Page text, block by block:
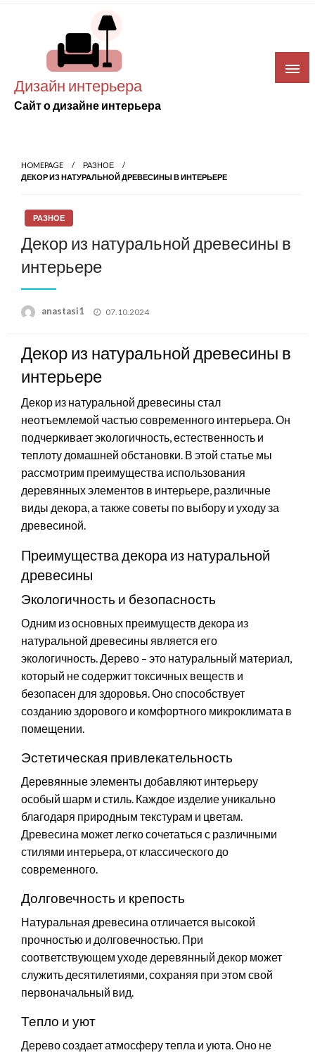
Skip
Дизайн интерьера
Сайт о дизайне интерьера
HOMEPAGE
РАЗНОЕ
ДЕКОР ИЗ НАТУРАЛЬНОЙ ДРЕВЕСИНЫ В ИНТЕРЬЕРЕ
РАЗНОЕ
Декор из натуральной древесины в
интерьере
anastasi1
Posted
07.10.2024
Декор из натуральной древесины в
интерьере
Декор из натуральной древесины стал
неотъемлемой частью современного интерьера. Он
подчеркивает экологичность, естественность и
теплоту домашней обстановки. В этой статье мы
рассмотрим преимущества использования
деревянных элементов в интерьере, различные
виды декора, а также советы по выбору и уходу за
древесиной.
Преимущества декора из натуральной
древесины
Экологичность и безопасность
Одним из основных преимуществ декора из
натуральной древесины является его
экологичность. Дерево – это натуральный материал,
который не содержит токсичных веществ и
безопасен для здоровья. Оно способствует
созданию здорового и комфортного микроклимата в
помещении.
Эстетическая привлекательность
Деревянные элементы добавляют интерьеру
особый шарм и стиль. Каждое изделие уникально
благодаря природным текстурам и цветам.
Древесина может легко сочетаться с различными
стилями интерьера, от классического до
современного.
Долговечность и крепость
Натуральная древесина отличается высокой
прочностью и долговечностью. При
соответствующем уходе деревянный декор может
служить десятилетиями, сохраняя при этом свой
первоначальный вид.
Тепло и уют
Дерево создает атмосферу тепла и уюта. Оно не